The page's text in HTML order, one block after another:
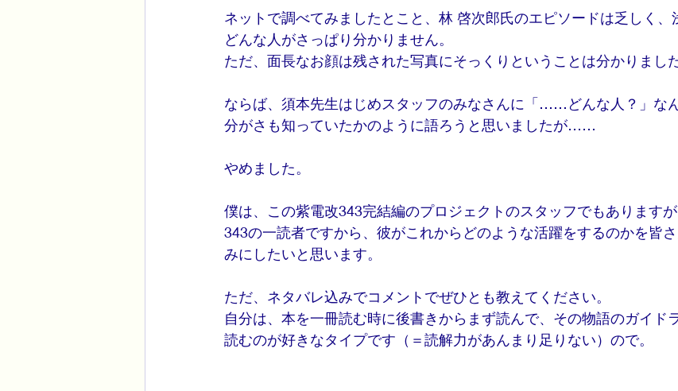
ネットで調べてみましたとこと、林 啓次郎氏のエピソードは乏しく、
どんな人がさっぱり分かりません。
ただ、面長なお顔は残された写真にそっくりということは分かりました
ならば、須本先生はじめスタッフのみなさんに「……どんな人？」な
分がさも知っていたかのように語ろうと思いましたが……
やめました。
僕は、この紫電改343完結編のプロジェクトのスタッフでもあります
343の一読者ですから、彼がこれからどのような活躍をするのかを皆
みにしたいと思います。
ただ、ネタバレ込みでコメントでぜひとも教えてください。
自分は、本を一冊読む時に後書きからまず読んで、その物語のガイド
読むのが好きなタイプです（＝読解力があんまり足りない）ので。